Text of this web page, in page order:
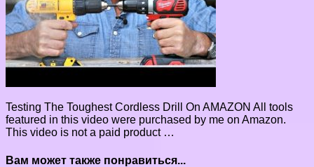
Testing The Toughest Cordless Drill On AMAZON All tools
featured in this video were purchased by me on Amazon.
This video is not a paid product …
Вам может также понравиться...